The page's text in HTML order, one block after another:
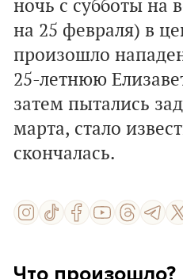
ночь с субботы на
на 25 февраля) в
произошло
25-летнюю
затем пытались
марта, стало
скончалась.
Что произошло?